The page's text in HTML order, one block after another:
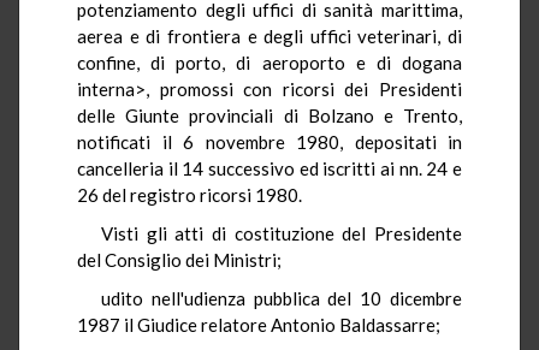
potenziamento degli uffici di sanità marittima,
aerea e di frontiera e degli uffici veterinari, di
confine, di porto, di aeroporto e di dogana
interna>, promossi con ricorsi dei Presidenti
delle Giunte provinciali di Bolzano e Trento,
notificati il 6 novembre 1980, depositati in
cancelleria il 14 successivo ed iscritti ai nn. 24 e
26 del registro ricorsi 1980.
Visti gli atti di costituzione del Presidente
del Consiglio dei Ministri;
udito nell'udienza pubblica del 10 dicembre
1987 il Giudice relatore Antonio Baldassarre;